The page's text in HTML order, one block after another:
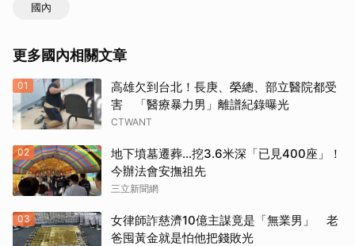
國內
更多國內相關文章
01
高雄欠到台北！長庚、榮總、部立醫院都受
害 「醫療暴力男」離譜紀錄曝光
CTWANT
02
地下墳墓遷葬…挖3.6米深「已見400座」！
今辦法會安撫祖先
三立新聞網
03
女律師詐慈濟10億主謀竟是「無業男」 老
爸囤黃金就是怕他把錢敗光